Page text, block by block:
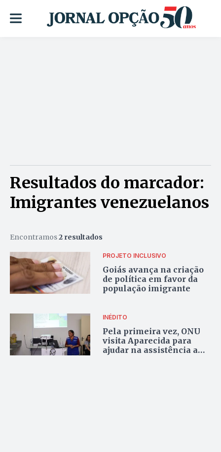
Resultados do marcador:
Imigrantes venezuelanos
Encontramos2 resultados
PROJETO INCLUSIVO
Goiás avança na criação
de política em favor da
população imigrante
INÉDITO
Pela primeira vez, ONU
visita Aparecida para
ajudar na assistência a